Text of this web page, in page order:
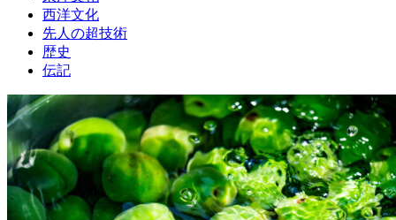
西洋文化
先人の超技術
歴史
伝記